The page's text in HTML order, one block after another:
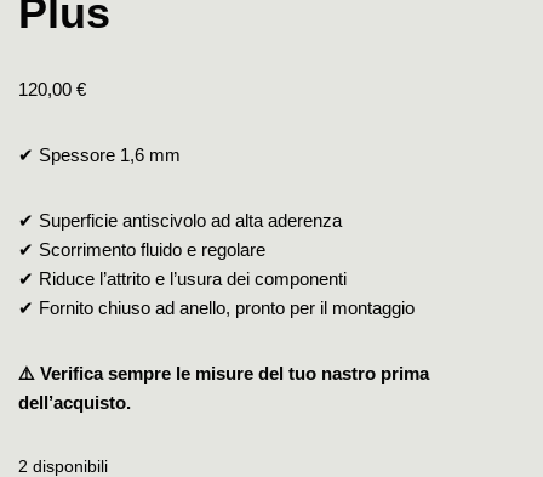
Plus
120,00 €
✔ Spessore 1,6 mm
✔ Superficie antiscivolo ad alta aderenza
✔ Scorrimento fluido e regolare
✔ Riduce l’attrito e l’usura dei componenti
✔ Fornito chiuso ad anello, pronto per il montaggio
⚠️ Verifica sempre le misure del tuo nastro prima
dell’acquisto.
2 disponibili